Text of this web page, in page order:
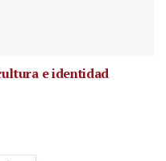
e identidad